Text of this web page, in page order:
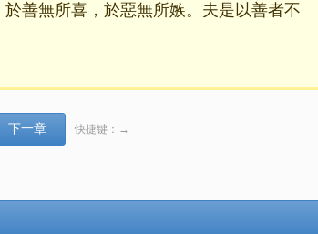
善無所喜，於惡無所嫉。夫是以善者不
下一章 快捷键：→